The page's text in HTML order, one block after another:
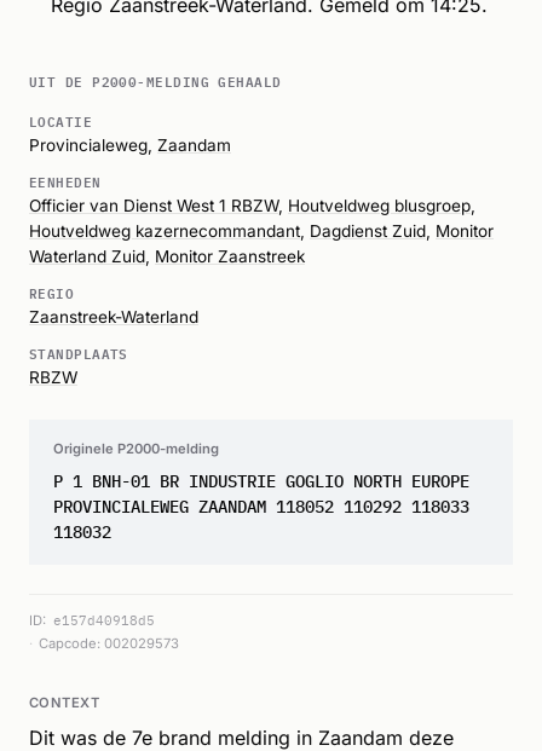
UIT DE P2000-MELDING GEHAALD
LOCATIE
Provincialeweg, Zaandam
EENHEDEN
Officier van Dienst West 1 RBZW, Houtveldweg blusgroep
Houtveldweg kazernecommandant Dagdienst Zuid Monitor
Waterland Zuid Monitor Zaanstreek
REGIO
Zaanstreek-Waterland
STANDPLAATS
RBZW
Originele P2000-melding
P 1 BNH-01 BR INDUSTRIE GOGLIO NORTH EUROPE
PROVINCIALEWEG ZAANDAM 118052 110292 118033
118032
ID: e157d40918d5
Capcode: 002029573
CONTEXT
Dit was de 7e brand melding in Zaandam deze